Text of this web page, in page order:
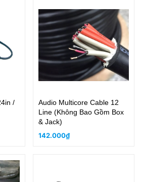
/
Audio Multicore Cable 12
Line (Không Bao Gồm Box
& Jack)
142.000₫